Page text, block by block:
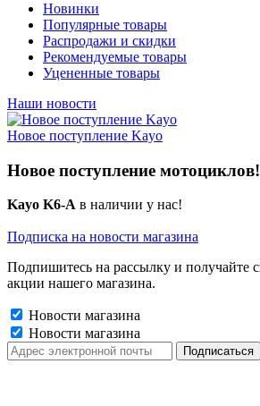
Новинки
Популярные товары
Распродажи и скидки
Рекомендуемые товары
Уцененные товары
Наши новости
Новое поступление Kayo
Новое поступление мотоциклов!
Kayo K6-A в наличии у нас!
Подписка на новости магазина
Подпишитесь на рассылку и получайте
акции нашего магазина.
Новости магазина
Новости магазина